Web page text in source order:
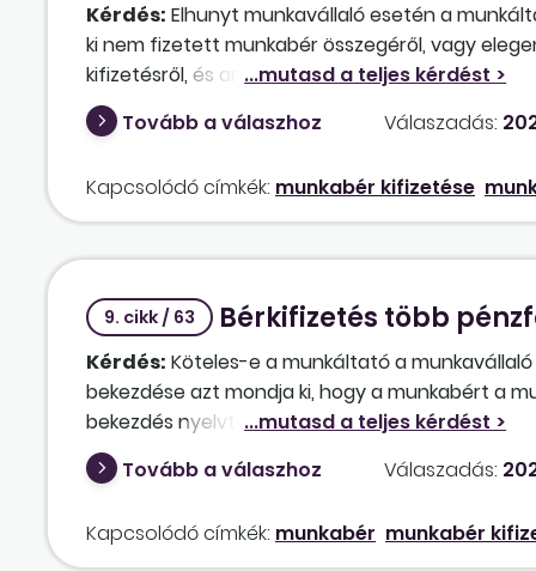
Kérdés: Elhunyt munkavállaló esetén a
ki nem fizetett munkabér összegéről, vagy
kifizetésről, és annak a törvényes örökösök
hagyatéki leltárban történő feltüntetéséről
önkormányzatot értesítenie, azt milyen
történik abban az esetben a ki nem fizetett
végzést?
Tovább a válaszhoz Válaszadás:
Kapcsolódó címkék: munkabér kifizetése
9. cikk / 63 Bérkifizetés több
Kérdés: Köteles-e a munkáltató a
bekezdése azt mondja ki, hogy a munkabért a
bekezdés nyelvtani értelmezéséből mi azt
munkáltató nem köteles több számlára utalni,
Amennyiben mégis köteles a munkáltató több
Tovább a válaszhoz Válaszadás:
Kapcsolódó címkék: munkabér munkabér